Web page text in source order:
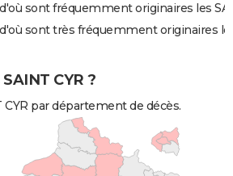
sont fréquemment originaires les
sont très fréquemment originaires
CYR ?
CYR par département de décès.